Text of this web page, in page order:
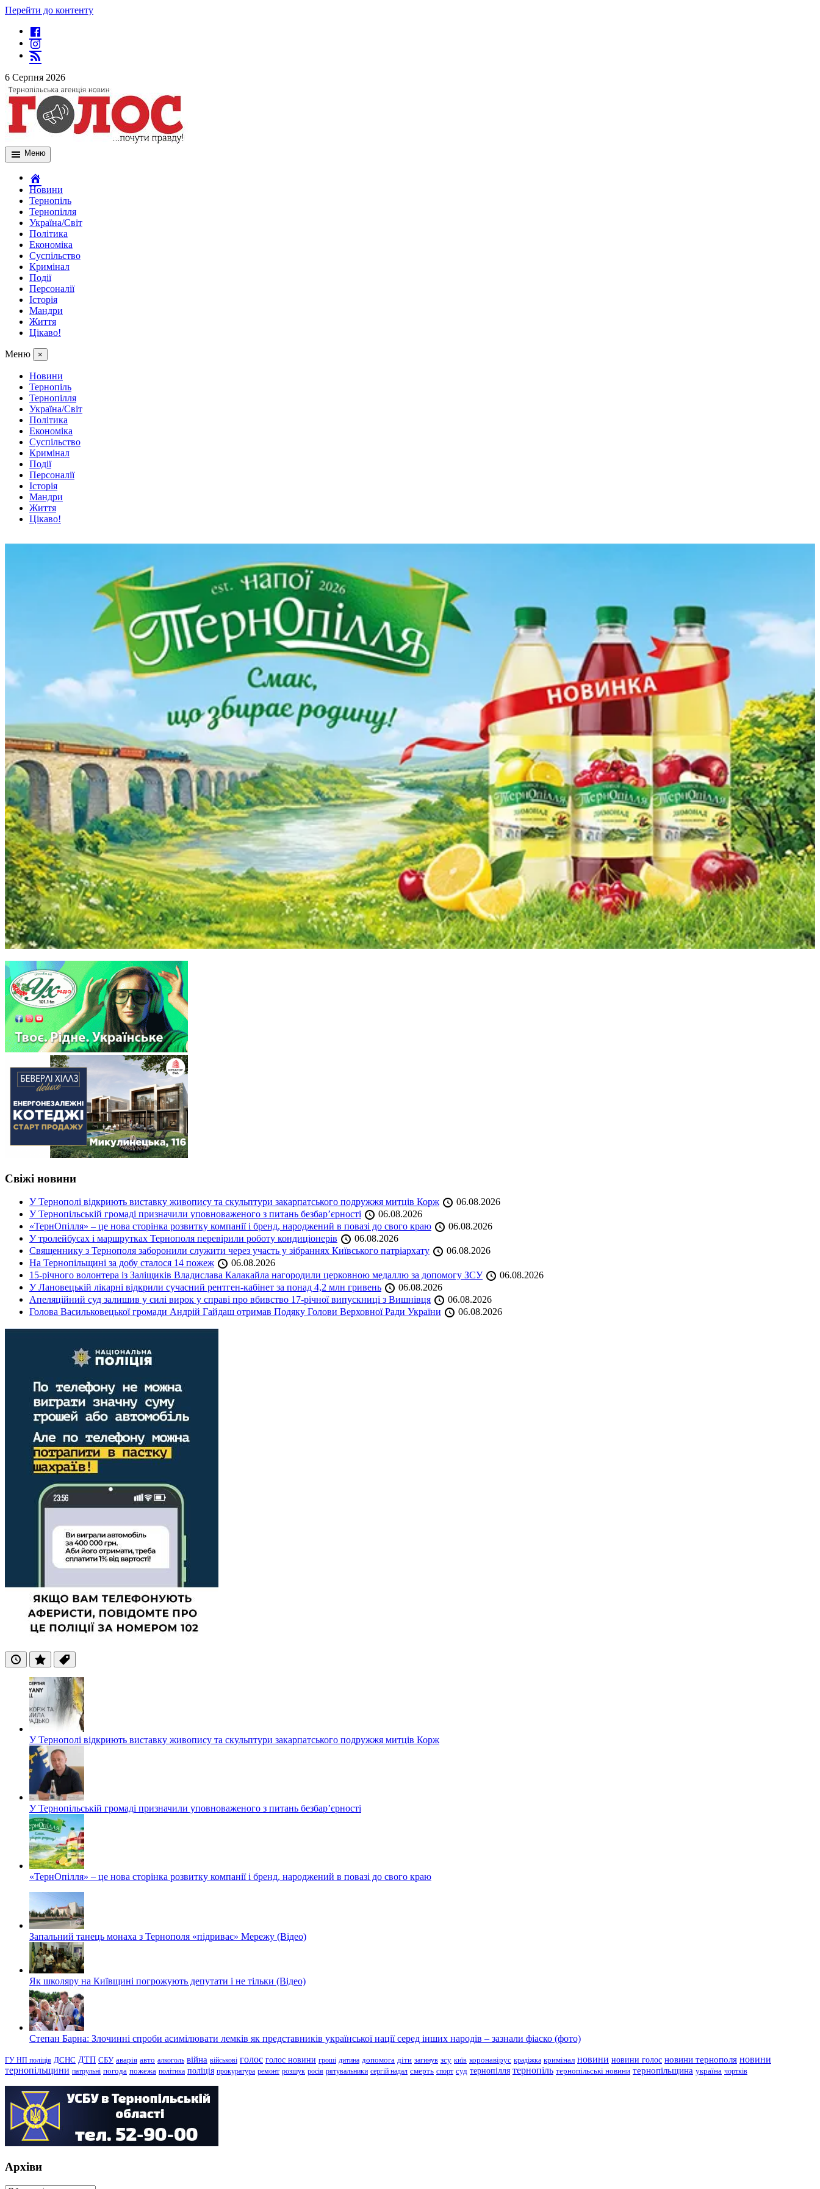
Перейти до контенту
6 Серпня 2026
Меню
Новини
Тернопіль
Тернопілля
Україна/Світ
Політика
Економіка
Суспільство
Кримінал
Події
Персоналії
Історія
Мандри
Життя
Цікаво!
Меню ×
Новини
Тернопіль
Тернопілля
Україна/Світ
Політика
Економіка
Суспільство
Кримінал
Події
Персоналії
Історія
Мандри
Життя
Цікаво!
Свіжі новини
У Тернополі відкриють виставку живопису та скульптури закарпатського подружжя митців Корж
06.08.2026
У Тернопільській громаді призначили уповноваженого з питань безбар’єрності
06.08.2026
«ТернОпілля» – це нова сторінка розвитку компанії і бренд, народжений в повазі до свого краю
06.08.2026
У тролейбусах і маршрутках Тернополя перевірили роботу кондиціонерів
06.08.2026
Священнику з Тернополя заборонили служити через участь у зібраннях Київського патріархату
06.08.2026
На Тернопільщині за добу сталося 14 пожеж
06.08.2026
15-річного волонтера із Заліщиків Владислава Калакайла нагородили церковною медаллю за допомогу ЗСУ
06.08.2026
У Лановецькій лікарні відкрили сучасний рентген-кабінет за понад 4,2 млн гривень
06.08.2026
Апеляційний суд залишив у силі вирок у справі про вбивство 17-річної випускниці з Вишнівця
06.08.2026
Голова Васильковецької громади Андрій Гайдаш отримав Подяку Голови Верховної Ради України
06.08.2026
ОстанніПопулярні
Теги
У Тернополі відкриють виставку живопису та скульптури закарпатського подружжя митців Корж
У Тернопільській громаді призначили уповноваженого з питань безбар’єрності
«ТернОпілля» – це нова сторінка розвитку компанії і бренд, народжений в повазі до свого краю
Запальний танець монаха з Тернополя «підриває» Мережу (Відео)
Як школяру на Київщині погрожують депутати і не тільки (Відео)
Степан Барна: Злочинні спроби асимілювати лемків як представників української нації серед інших народів – зазнали фіаско (фото)
ГУ НП поліція ДСНС ДТП СБУ аварія авто алкоголь війна військові голос голос новини гроші дитина допомога діти загинув зсу київ коронавірус крадіжка кримінал новини новини голос новини тернополя новини
тернопільщини патрульні погода пожежа політика поліція прокуратура ремонт розшук росія рятувальники сергій надал смерть спорт суд тернопілля тернопіль тернопільські новини тернопільщина україна чортків
Архіви